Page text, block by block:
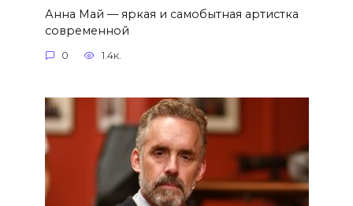
Анна Май — яркая и самобытная артистка
современной
0 1.4к.